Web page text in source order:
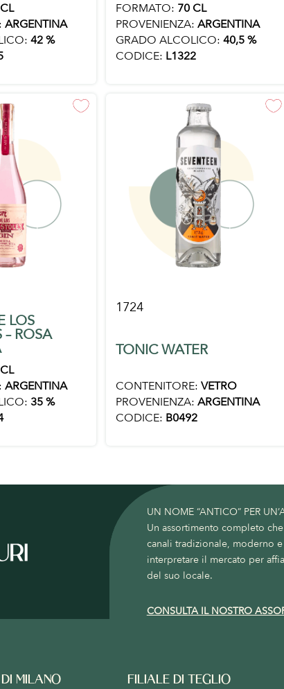
ARGENTINA
42 %
FORMATO: 70 CL
PROVENIENZA: ARGENTINA
GRADO ALCOLICO: 40,5 %
CODICE: L1322
LOS
– ROSA
ARGENTINA
35 %
1724
TONIC WATER
CONTENITORE: VETRO
PROVENIENZA: ARGENTINA
CODICE: B0492
UN NOME “ANTICO” PER
Un assortimento completo
canali tradizionale, moderno
interpretare il mercato per
del suo locale.
CONSULTA IL NOSTRO
MILANO FILIALE DI TEGLIO